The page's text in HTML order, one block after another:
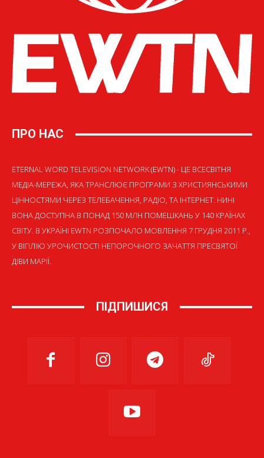
ПРО НАС
ETERNAL WORD TELEVISION NETWORK (EWTN) - ЦЕ ВСЕСВІТНЯ
МЕДІА-МЕРЕЖА, ЯКА ТРАНСЛЮЄ ПРОГРАМИ З ХРИСТИЯНСЬКИМИ
ЦІННОСТЯМИ ЧЕРЕЗ ТЕЛЕБАЧЕННЯ, РАДІО, ТА ІНТЕРНЕТ. НИНІ
ВОНА ДОСТУПНА В ПОНАД 150 МЛН ПОМЕШКАНЬ У 140 КРАЇНАХ
СВІТУ. В УКРАЇНІ EWTN РОЗПОЧАЛО МОВЛЕННЯ 7 ГРУДНЯ 2011 Р.,
У ВІГІЛІЮ УРОЧИСТОСТІ НЕПОРОЧНОГО ЗАЧАТТЯ ПРЕСВЯТОЇ
ДІВИ МАРІЇ.
ПІДПИШИСЯ